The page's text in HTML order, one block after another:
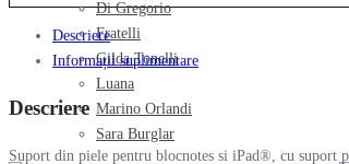
Di Gregorio
Fratelli
Gilda Tonelli
Luana
Marino Orlandi
Sara Burglar
Descriere
Informații suplimentare
Descriere
Suport din piele pentru blocnotes si iPad®, cu suport